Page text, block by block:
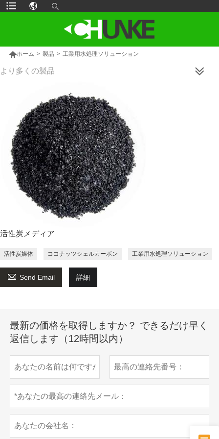
ホーム > 製品 > 工業用水処理ソリューション
より多くの製品
活性炭メディア
活性炭媒体 ココナッツシェルカーボン 工業用水処理ソリューション
 Send Email 詳細
最新の価格を取得しますか？ できるだけ早く
返信します（12時間以内）